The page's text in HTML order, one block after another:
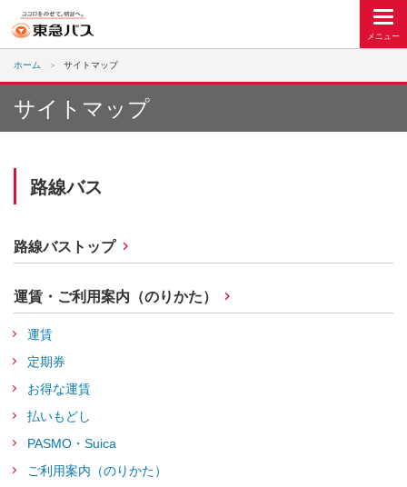
ホーム サイトマップ
サイトマップ
路線バス
路線バストップ
運賃・ご利用案内（のりかた）
運賃
定期券
お得な運賃
払いもどし
PASMO・Suica
ご利用案内（のりかた）